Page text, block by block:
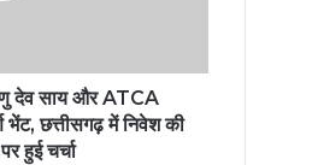
देव साय और ATCA
भेंट, छत्तीसगढ़ में निवेश की
हुई चर्चा